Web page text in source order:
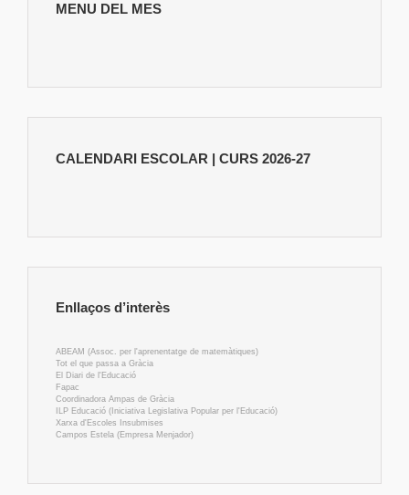
MENU DEL MES
CALENDARI ESCOLAR | CURS 2026-27
Enllaços d’interès
ABEAM (Assoc. per l'aprenentatge de matemàtiques)
Tot el que passa a Gràcia
El Diari de l'Educació
Fapac
Coordinadora Ampas de Gràcia
ILP Educació (Iniciativa Legislativa Popular per l'Educació)
Xarxa d'Escoles Insubmises
Campos Estela (Empresa Menjador)